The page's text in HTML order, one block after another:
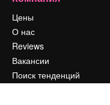
Цены
О нас
Reviews
Вакансии
Поиск тенденций